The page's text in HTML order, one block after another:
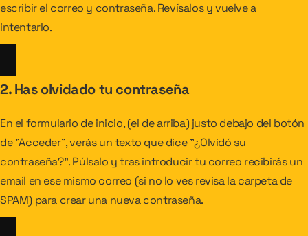
escribir el correo y contraseña. Revísalos y vuelve a
intentarlo.
2. Has olvidado tu contraseña
En el formulario de inicio, (el de arriba) justo debajo del botón
de "Acceder", verás un texto que dice "¿Olvidó su
contraseña?". Púlsalo y tras introducir tu correo recibirás un
email en ese mismo correo (si no lo ves revisa la carpeta de
SPAM) para crear una nueva contraseña.